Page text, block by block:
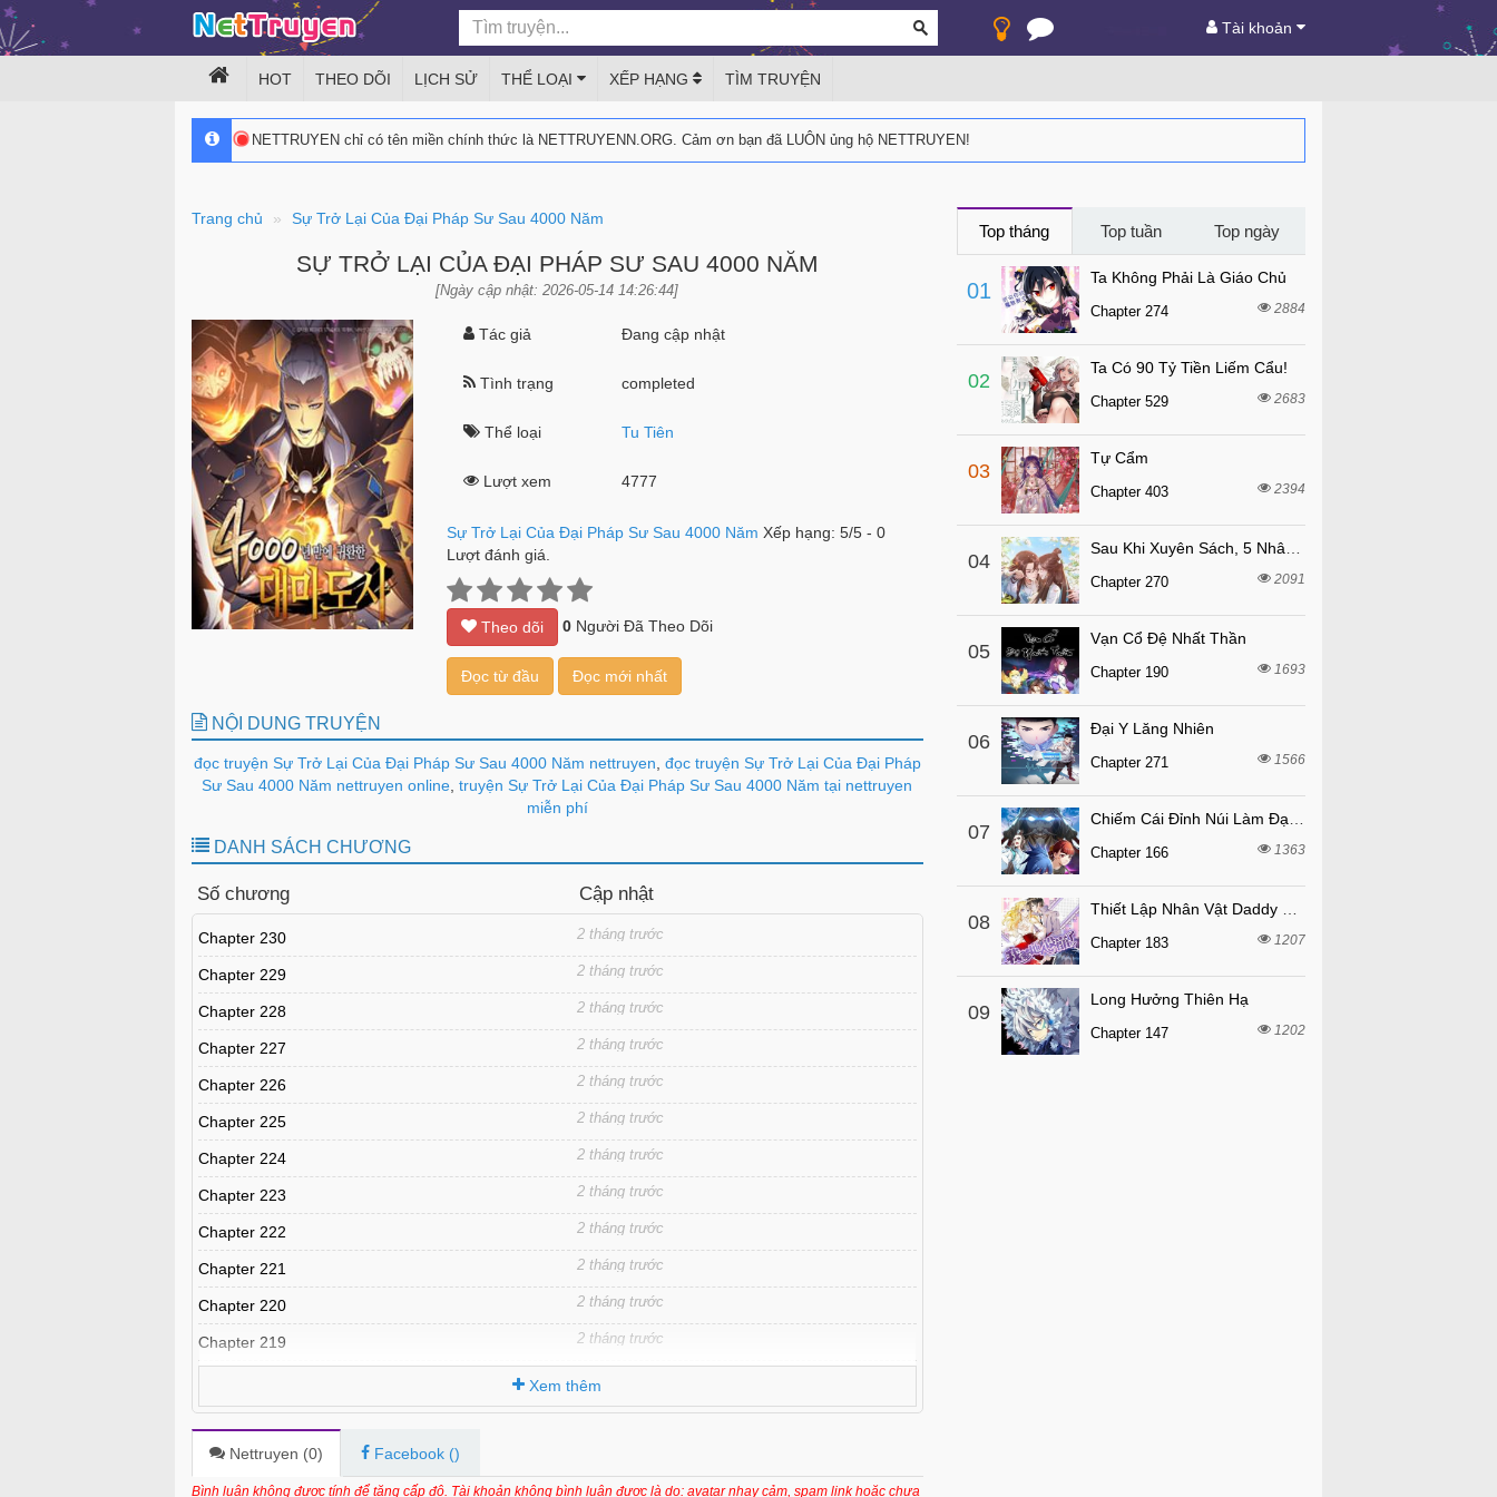
Tài khoản
HOT THEO DÕI LỊCH SỬ THỂ LOẠI XẾP HẠNG TÌM TRUYỆN
NETTRUYEN chỉ có tên miền chính thức là NETTRUYENN.ORG. Cảm ơn bạn đã LUÔN ủng hộ NETTRUYEN!
Trang chủ Sự Trở Lại Của Đại Pháp Sư Sau 4000 Năm
SỰ TRỞ LẠI CỦA ĐẠI PHÁP SƯ SAU 4000 NĂM
[Ngày cập nhật: 2026-05-14 14:26:44]
Tác giả Đang cập nhật
Tình trạng completed
Thể loại Tu Tiên
Lượt xem 4777
Sự Trở Lại Của Đại Pháp Sư Sau 4000 Năm Xếp hạng: 5/5- 0
Lượt đánh giá.
Theo dõi 0Người Đã Theo Dõi
Đọc từ đầu Đọc mới nhất
NỘI DUNG TRUYỆN
đọc truyện Sự Trở Lại Của Đại Pháp Sư Sau 4000 Năm nettruyen đọc truyện Sự Trở Lại Của Đại Pháp
Sư Sau 4000 Năm nettruyen online truyện Sự Trở Lại Của Đại Pháp Sư Sau 4000 Năm tại nettruyen
miễn phí
DANH SÁCH CHƯƠNG
Số chương Cập nhật
Chapter 230 2 tháng trước
Chapter 229 2 tháng trước
Chapter 228 2 tháng trước
Chapter 227 2 tháng trước
Chapter 226 2 tháng trước
Chapter 225 2 tháng trước
Chapter 224 2 tháng trước
Chapter 223 2 tháng trước
Chapter 222 2 tháng trước
Chapter 221 2 tháng trước
Chapter 220 2 tháng trước
Chapter 219 2 tháng trước
Chapter 217 2 tháng trước
Chapter 216
Chapter 215 2 tháng trước
Xem thêm
Nettruyen (0) Facebook ()
Bình luận không được tính để tăng cấp độ. Tài khoản không bình luận được là do: avatar nhạy cảm, spam link hoặc chưa
Top tháng Top tuần Top ngày
01
Ta Không Phải Là Giáo Chủ
Chapter 274 2884
02
Ta Có 90 Tỷ Tiền Liếm Cẩu!
Chapter 529 2683
03
Tự Cẩm
Chapter 403 2394
04
Chapter 270 2091
05
Vạn Cổ Đệ Nhất Thần
Chapter 190 1693
06
Đại Y Lăng Nhiên
Chapter 271 1566
07
Chapter 166 1363
08
Chapter 183 1207
09
Long Hưởng Thiên Hạ
Chapter 147 1202